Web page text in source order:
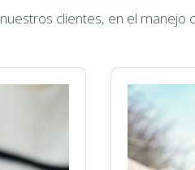
clientes, en el manejo